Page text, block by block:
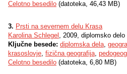
Celotno besedilo (datoteka, 46,43 MB)
3. Prsti na severnem delu Krasa
Karolina Schlegel , 2009, diplomsko delo
Ključne besede: diplomska dela,
krasoslovje, fizična geografija,
Celotno besedilo (datoteka, 6,80 MB)